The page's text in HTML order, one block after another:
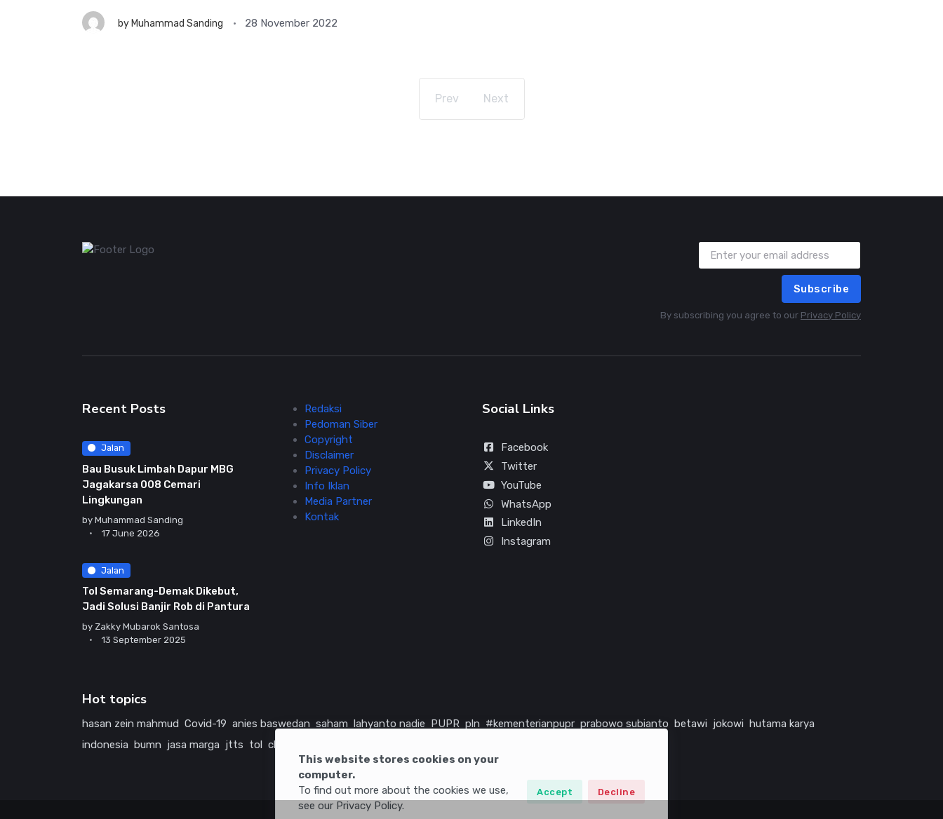
by Muhammad Sanding 28 November 2022
Prev Next
This website stores cookies on your
computer.
To find out more about the cookies we use,
see our Privacy Policy.
Accept Decline
Subscribe
By subscribing you agree to our Privacy Policy
Recent Posts
Jalan
Bau Busuk Limbah Dapur MBG
Jagakarsa 008 Cemari
Lingkungan
by Muhammad Sanding
17 June 2026
Jalan
Tol Semarang-Demak Dikebut,
Jadi Solusi Banjir Rob di Pantura
by Zakky Mubarok Santosa
13 September 2025
Redaksi
Pedoman Siber
Copyright
Disclaimer
Privacy Policy
Info Iklan
Media Partner
Kontak
Social Links
Facebook
Twitter
YouTube
WhatsApp
LinkedIn
Instagram
Hot topics
hasan zein mahmud Covid-19 anies baswedan saham lahyanto nadie PUPR pln #kementerianpupr prabowo subianto betawi jokowi hutama karya
indonesia bumn jasa marga jtts tol china